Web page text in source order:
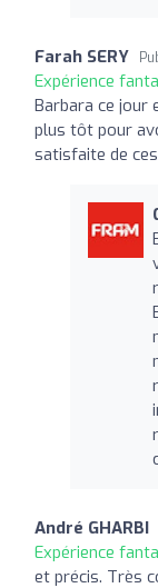
Farah SERY
Expérience
Barbara ce jour
plus tôt pour
satisfaite de
André GHARBI
Expérience
et précis. Très